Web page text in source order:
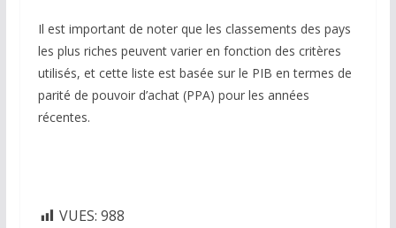
Il est important de noter que les classements des pays
les plus riches peuvent varier en fonction des critères
utilisés, et cette liste est basée sur le PIB en termes de
parité de pouvoir d’achat (PPA) pour les années
récentes.
VUES: 988